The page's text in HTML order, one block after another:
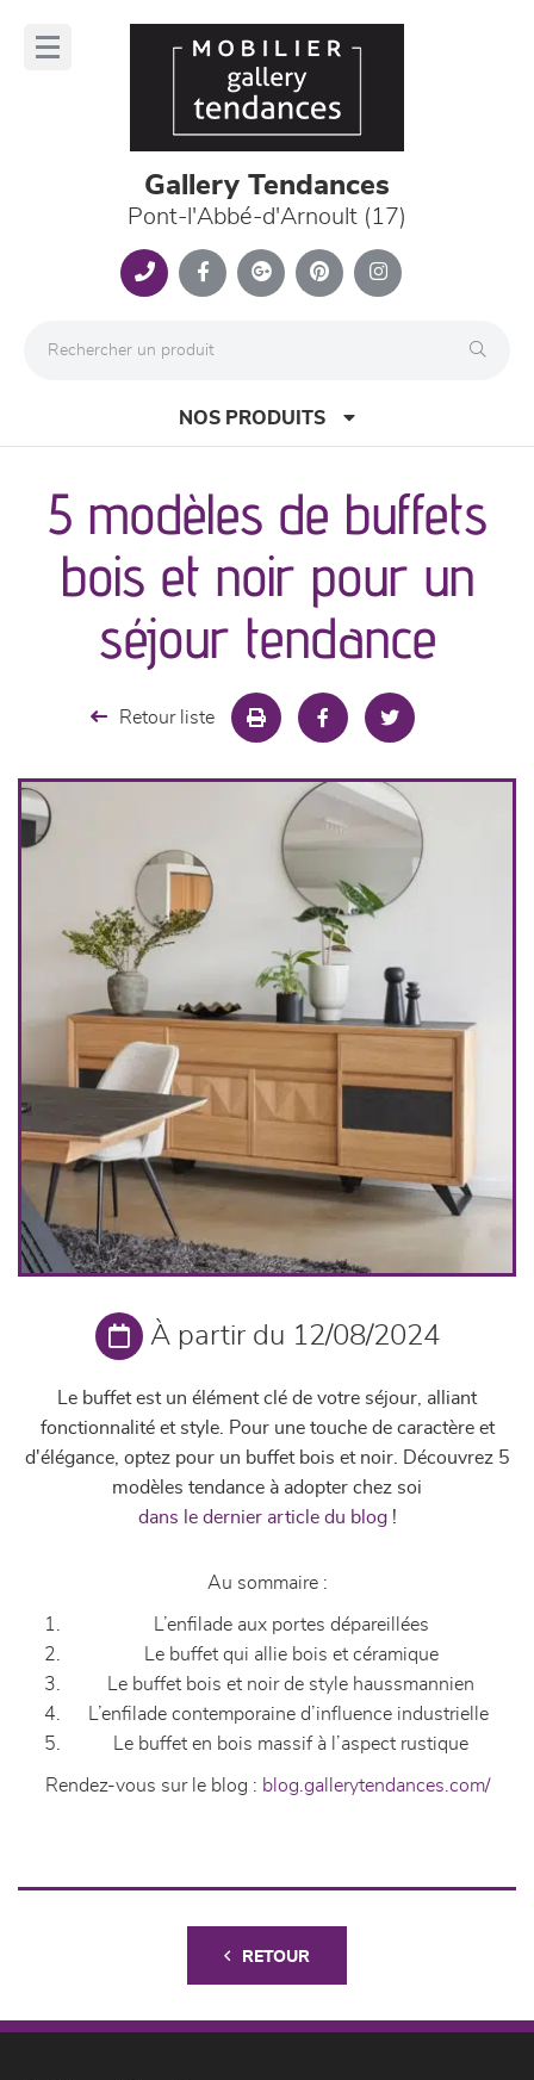
Gallery Tendances
Pont-l'Abbé-d'Arnoult (17)
NOS PRODUITS
canapés et fauteuils
séjours
meubles de complément
chambres et dressing
literie
décoration
5 modèles de buffets
bois et noir pour un
séjour tendance
Retour liste
À partir du 12/08/2024
Le buffet est un élément clé de votre séjour, alliant
fonctionnalité et style. Pour une touche de caractère et
d'élégance, optez pour un buffet bois et noir. Découvrez 5
modèles tendance à adopter chez soi
dans le dernier article du blog!
Au sommaire :
L’enfilade aux portes dépareillées
Le buffet qui allie bois et céramique
Le buffet bois et noir de style haussmannien
L’enfilade contemporaine d’influence industrielle
Le buffet en bois massif à l’aspect rustique
Rendez-vous sur le blog : blog.gallerytendances.com/
RETOUR